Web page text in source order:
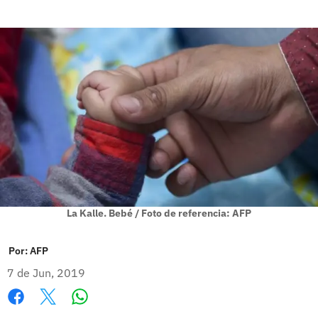
La Kalle. Bebé / Foto de referencia: AFP
Por:AFP
7 de Jun, 2019